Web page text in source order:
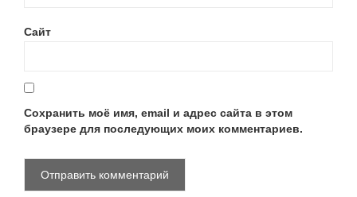
Сайт
Сохранить моё имя, email и адрес сайта в этом
браузере для последующих моих комментариев.